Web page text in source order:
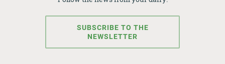
SUBSCRIBE TO THE
NEWSLETTER